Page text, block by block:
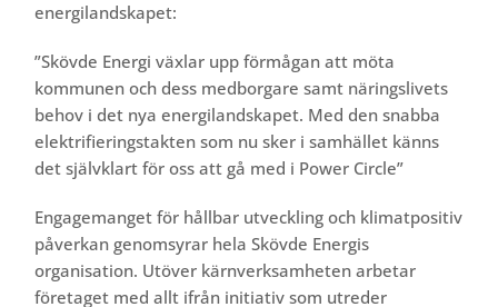
energilandskapet:
”Skövde Energi växlar upp förmågan att möta
kommunen och dess medborgare samt näringslivets
behov i det nya energilandskapet. Med den snabba
elektrifieringstakten som nu sker i samhället känns
det självklart för oss att gå med i Power Circle”
Engagemanget för hållbar utveckling och klimatpositiv
påverkan genomsyrar hela Skövde Energis
organisation. Utöver kärnverksamheten arbetar
företaget med allt ifrån initiativ som utreder